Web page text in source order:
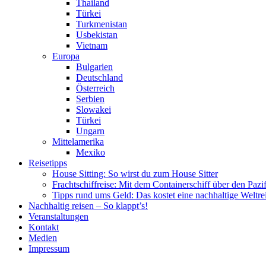
Thailand
Türkei
Turkmenistan
Usbekistan
Vietnam
Europa
Bulgarien
Deutschland
Österreich
Serbien
Slowakei
Türkei
Ungarn
Mittelamerika
Mexiko
Reisetipps
House Sitting: So wirst du zum House Sitter
Frachtschiffreise: Mit dem Containerschiff über den
Tipps rund ums Geld: Das kostet eine nachhaltige
Nachhaltig reisen – So klappt’s!
Veranstaltungen
Kontakt
Medien
Impressum